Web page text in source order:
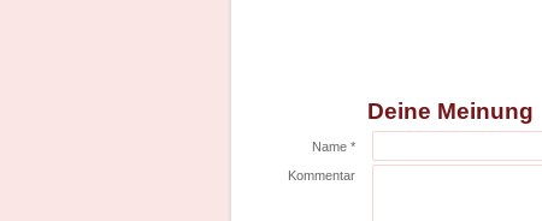
Deine Meinung
Name *
Kommentar